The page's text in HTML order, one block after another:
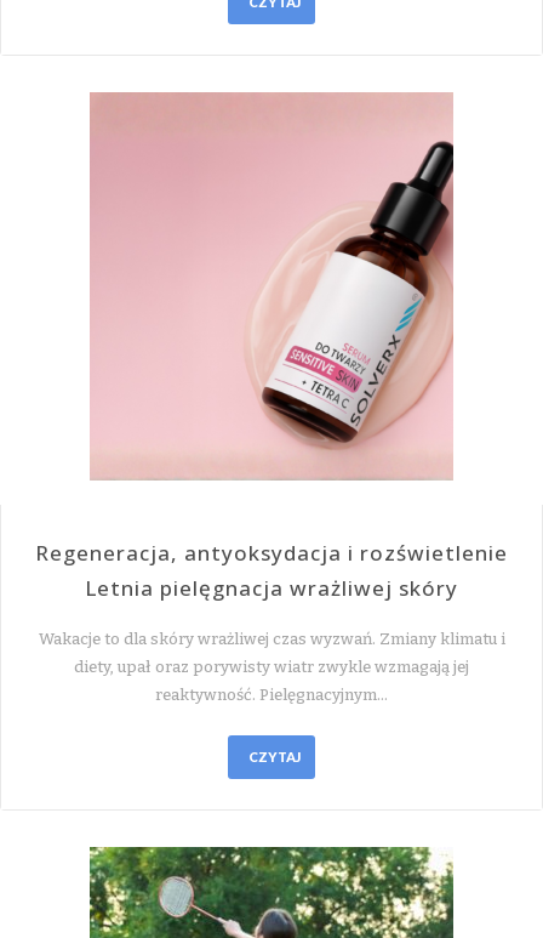
Regeneracja, antyoksydacja i rozświetlenie
Letnia pielęgnacja wrażliwej skóry
Wakacje to dla skóry wrażliwej czas wyzwań. Zmiany klimatu i
diety, upał oraz porywisty wiatr zwykle wzmagają jej
reaktywność. Pielęgnacyjnym…
CZYTAJ